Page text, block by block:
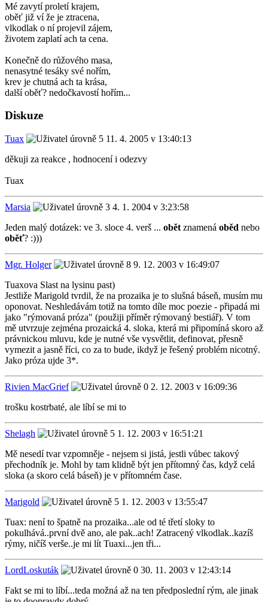
Mé zavytí proletí krajem,
oběť již ví že je ztracena,
vlkodlak o ní projevil zájem,
životem zaplatí ach ta cena.
Konečně do růžového masa,
nenasytné tesáky své nořím,
krev je chutná ach ta krása,
další oběť? nedočkavostí hořím...
Diskuze
Tuax
11. 4. 2005 v 13:40:13
děkuji za reakce , hodnocení i odezvy
Tuax
Marsia
4. 1. 2004 v 3:23:58
Jeden malý dotázek: ve 3. sloce 4. verš ... obět znamená oběd nebo
oběť? :)))
Mgr. Holger
9. 12. 2003 v 16:49:07
Tuaxova Slast na lysinu past)
Jestliže Marigold tvrdil, že na prozaika je to slušná báseň, musím mu
oponovat. Neshledávám totiž na tomto díle moc poezie - připadá mi
jako "rýmovaná próza" (použiji příměr rýmovaný bestiář). V tom
mě utvrzuje zejména prozaická 4. sloka, která mi připomíná skoro až
právnickou mluvu, kde je nutné vše vysvětlit, definovat, přesně
vymezit a jasně říci, co za to bude, ikdyž je řešený problém nicotný.
Jako próza ujde 3*.
Rivien MacGrief
2. 12. 2003 v 16:09:36
trošku kostrbaté, ale líbí se mi to
Shelagh
1. 12. 2003 v 16:51:21
Mě nesedí tvar vzpomněje - nejsem si jistá, jestli vůbec takový
přechodník je. Mohl by tam klidně být jen přítomný čas, když celá
sloka (a skoro celá báseň) je v přítomném čase.
Marigold
1. 12. 2003 v 13:55:47
Tuax: není to špatně na prozaika...ale od té třetí sloky to
pokulhává..první dvě ano, ale pak..ach! Zatracený vlkodlak..kazíš
rýmy, ničíš verše..je mi lít Tuaxi...jen tři...
LordLoskuták
30. 11. 2003 v 12:43:14
Fakt se mi to líbí...teda možná až na ten předposlední rým, ale jinak